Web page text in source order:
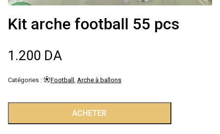
Décoration de
Déguisements
Emballage
Kit arche football 55 pcs
1.200 DA
Catégories : Football , Arche à ballons
de
ACHETER